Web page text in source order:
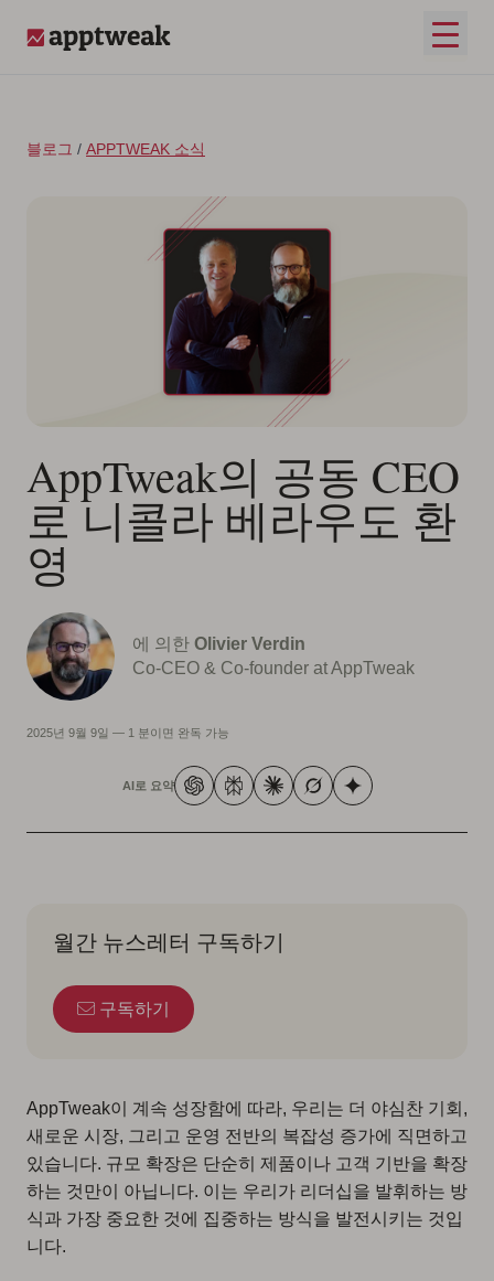
메인
블로그 / APPTWEAK 소식
AppTweak의 공동 CEO
로 니콜라 베라우도 환
영
에 의한 Olivier Verdin
Co-CEO & Co-founder at AppTweak
2025년 9월 9일 — 1 분이면 완독 가능
AI로 요약
월간 뉴스레터 구독하기
구독하기
AppTweak이 계속 성장함에 따라, 우리는 더 야심찬 기회,
새로운 시장, 그리고 운영 전반의 복잡성 증가에 직면하고
있습니다. 규모 확장은 단순히 제품이나 고객 기반을 확장
하는 것만이 아닙니다. 이는 우리가 리더십을 발휘하는 방
식과 가장 중요한 것에 집중하는 방식을 발전시키는 것입
니다.